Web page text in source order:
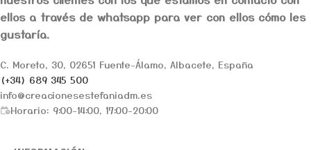
ellos a través de whatsapp para ver con ellos cómo les
gustaría.
C. Moreto, 30, 02651 Fuente-Álamo, Albacete, España
(+34) 689 345 500
info@creacionesestefaniadm.es
Horario: 9:00-14:00, 17:00-20:00